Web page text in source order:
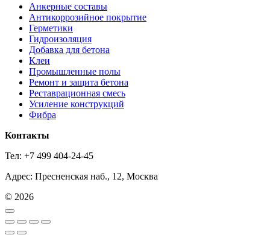
Анкерные составы
Антикоррозийное покрытие
Герметики
Гидроизоляция
Добавка для бетона
Клеи
Промышленные полы
Ремонт и защита бетона
Реставрационная смесь
Усиление конструкций
Фибра
Контакты
Тел: +7 499 404-24-45
Адрес: Пресненская наб., 12, Москва
© 2026